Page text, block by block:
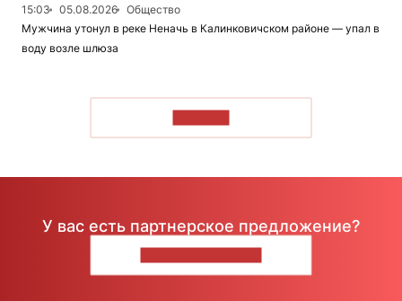
15:03
05.08.2026
Общество
Мужчина утонул в реке Неначь в Калинковичском районе — упал в
воду возле шлюза
У вас есть партнерское предложение?